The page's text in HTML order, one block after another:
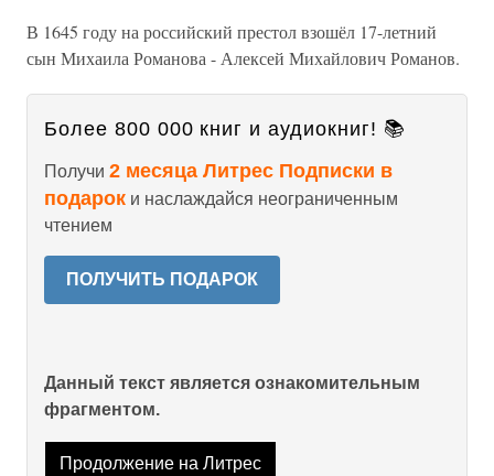
В 1645 году на российский престол взошёл 17-летний
сын Михаила Романова - Алексей Михайлович Романов.
Более 800 000 книг и аудиокниг! 📚
Получи 2 месяца Литрес Подписки в
подарок и наслаждайся неограниченным
чтением
ПОЛУЧИТЬ ПОДАРОК
Данный текст является ознакомительным
фрагментом.
Продолжение на Литрес